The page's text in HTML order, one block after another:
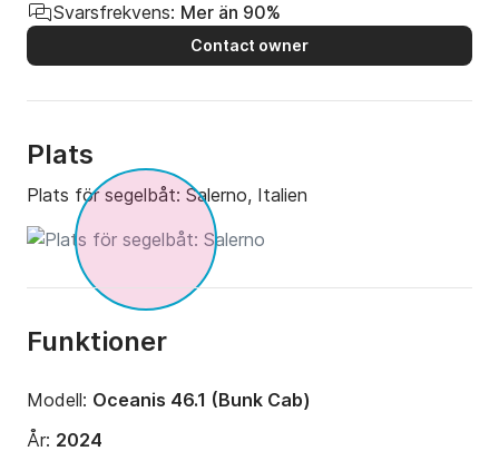
Svarsfrekvens: Mer än 90%
Contact owner
Plats
Plats för segelbåt: Salerno, Italien
Funktioner
Modell: Oceanis 46.1 (Bunk Cab)
År: 2024